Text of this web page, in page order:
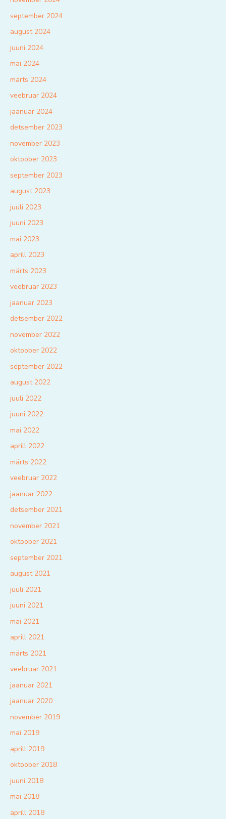
september 2024
august 2024
juuni 2024
mai 2024
märts 2024
veebruar 2024
jaanuar 2024
detsember 2023
november 2023
oktoober 2023
september 2023
august 2023
juuli 2023
juuni 2023
mai 2023
aprill 2023
märts 2023
veebruar 2023
jaanuar 2023
detsember 2022
november 2022
oktoober 2022
september 2022
august 2022
juuli 2022
juuni 2022
mai 2022
aprill 2022
märts 2022
veebruar 2022
jaanuar 2022
detsember 2021
november 2021
oktoober 2021
september 2021
august 2021
juuli 2021
juuni 2021
mai 2021
aprill 2021
märts 2021
veebruar 2021
jaanuar 2021
jaanuar 2020
november 2019
mai 2019
aprill 2019
oktoober 2018
juuni 2018
mai 2018
aprill 2018